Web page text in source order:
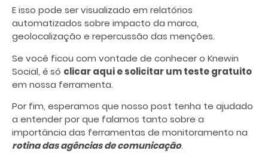
E isso pode ser visualizado em relatórios
automatizados sobre impacto da marca,
geolocalização e repercussão das menções.
Se você ficou com vontade de conhecer o Knewin
Social, é só clicar aqui e solicitar um teste gratuito
em nossa ferramenta.
Por fim, esperamos que nosso post tenha te ajudado
a entender por que falamos tanto sobre a
importância das ferramentas de monitoramento na
rotina das agências de comunicação.